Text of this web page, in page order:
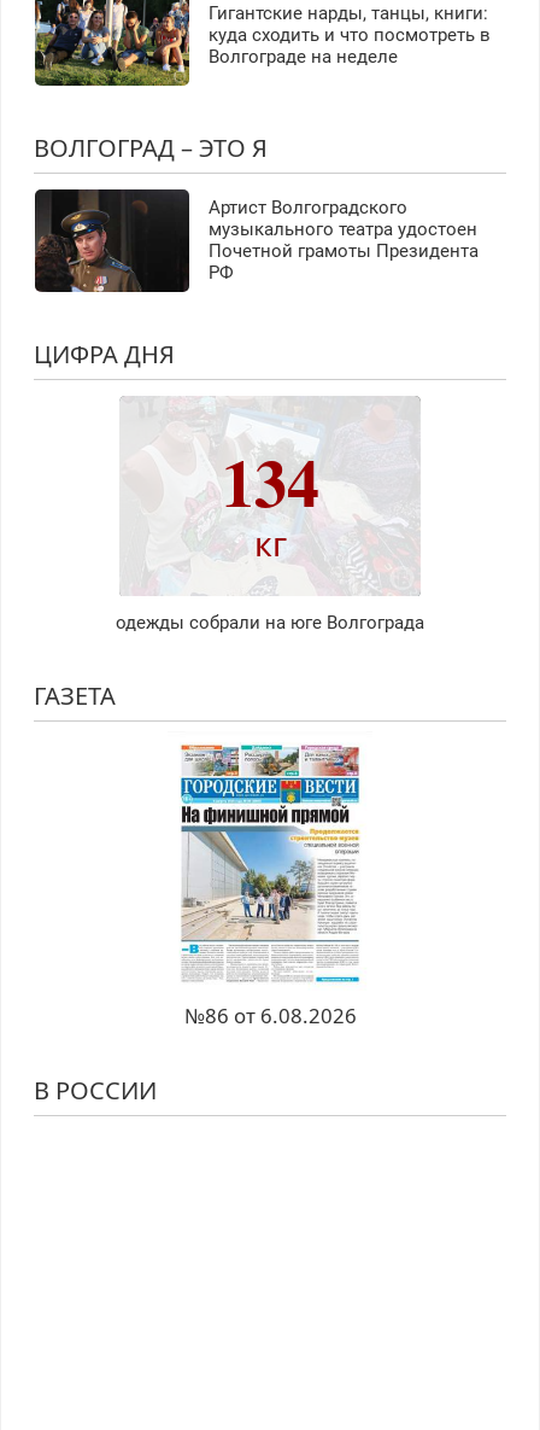
Гигантские нарды, танцы, книги:
куда сходить и что посмотреть в
Волгограде на неделе
ВОЛГОГРАД – ЭТО Я
Артист Волгоградского
музыкального театра удостоен
Почетной грамоты Президента
РФ
ЦИФРА ДНЯ
134
кг
одежды собрали на юге Волгограда
ГАЗЕТА
№86 от 6.08.2026
В РОССИИ